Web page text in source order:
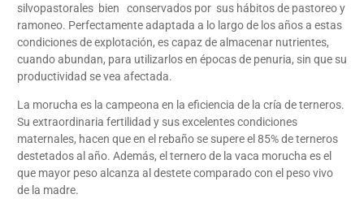
silvopastorales bien conservados por sus hábitos de pastoreo y
ramoneo. Perfectamente adaptada a lo largo de los años a estas
condiciones de explotación, es capaz de almacenar nutrientes,
cuando abundan, para utilizarlos en épocas de penuria, sin que su
productividad se vea afectada.
La morucha es la campeona en la eficiencia de la cría de terneros.
Su extraordinaria fertilidad y sus excelentes condiciones
maternales, hacen que en el rebaño se supere el 85% de terneros
destetados al año. Además, el ternero de la vaca morucha es el
que mayor peso alcanza al destete comparado con el peso vivo
de la madre.